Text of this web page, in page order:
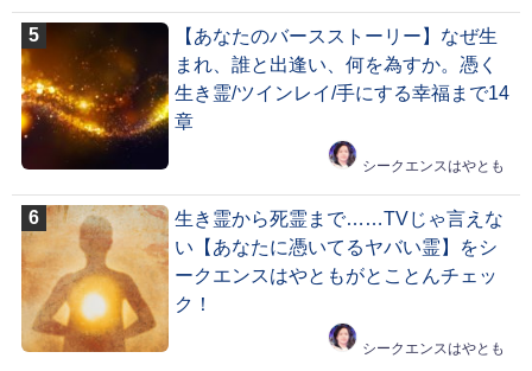
【あなたのバースストーリー】なぜ生
まれ、誰と出逢い、何を為すか。憑く
生き霊/ツインレイ/手にする幸福まで14
章
シークエンスはやとも
生き霊から死霊まで……TVじゃ言えな
い【あなたに憑いてるヤバい霊】をシ
ークエンスはやともがとことんチェッ
ク！
シークエンスはやとも